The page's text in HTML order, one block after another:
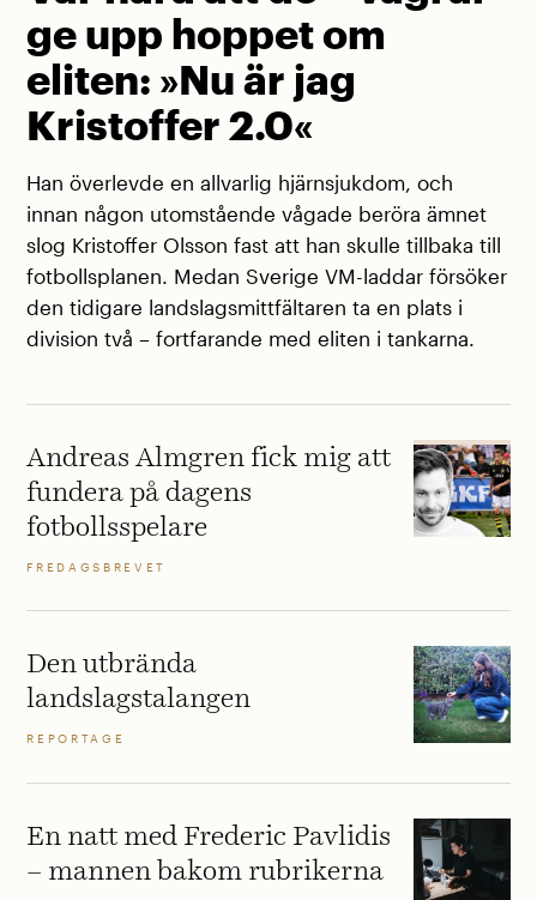
ge upp hoppet om
eliten: »Nu är jag
Kristoffer 2.0«
Han överlevde en allvarlig hjärnsjukdom, och
innan någon utomstående vågade beröra ämnet
slog Kristoffer Olsson fast att han skulle tillbaka till
fotbollsplanen. Medan Sverige VM-laddar försöker
den tidigare landslagsmittfältaren ta en plats i
division två – fortfarande med eliten i tankarna.
Andreas Almgren fick mig att
fundera på dagens
fotbollsspelare
FREDAGSBREVET
Den utbrända
landslagstalangen
REPORTAGE
En natt med Frederic Pavlidis
– mannen bakom rubrikerna